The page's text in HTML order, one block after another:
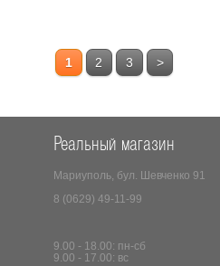
1 2 3 >
Реальный магазин
Мариуполь, бул. Шевченко 91
8 (0629) 49-11-99
9.00 - 18.00: пн-сб
9.00 - 17.00: вс